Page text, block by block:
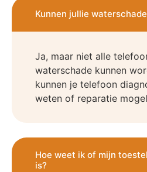
Kunnen jullie
Ja, maar niet alle
waterschade kunnen
kunnen je telefoon
weten of reparatie
Hoe weet ik of mijn
is?